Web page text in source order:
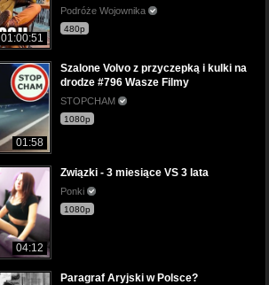
01:00:51
Podróże Wojownika
480p
01:58
Szalone Volvo z przyczepką i kulki na
drodze #796 Wasze Filmy
STOPCHAM
1080p
04:12
Związki - 3 miesiące VS 3 lata
Ponki
1080p
Paragraf Aryjski w Polsce?